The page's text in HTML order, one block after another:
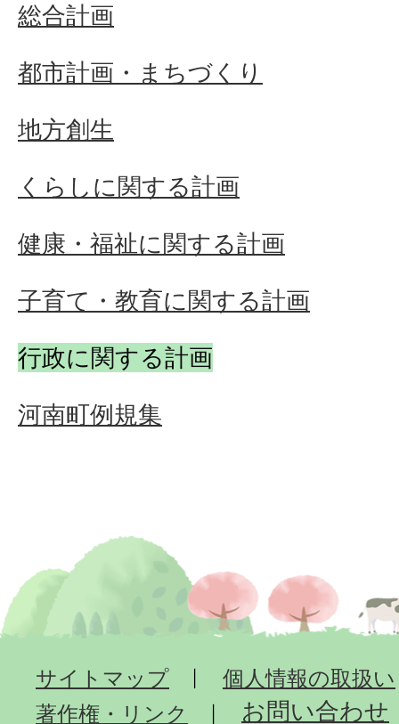
総合計画
都市計画・まちづくり
地方創生
くらしに関する計画
健康・福祉に関する計画
子育て・教育に関する計画
行政に関する計画
河南町例規集
サイトマップ
個人情報の取扱い
著作権・リンク
お問い合わせ